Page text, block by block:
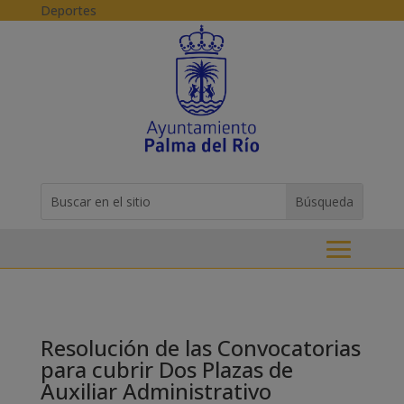
Skip to content
Deportes
for...
Resolución de las Convocatorias
para cubrir Dos Plazas de
Auxiliar Administrativo